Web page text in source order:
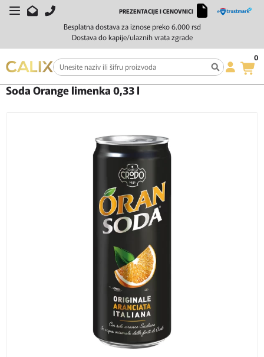
Besplatna dostava za iznose preko 6.000 rsd
Dostava do kapije/ulaznih vrata zgrade
PREZENTACIJE I CENOVNICI
0
Početna Bezalkoholna pića Soda Orange limenka 0,33 l
Soda Orange limenka 0,33 l